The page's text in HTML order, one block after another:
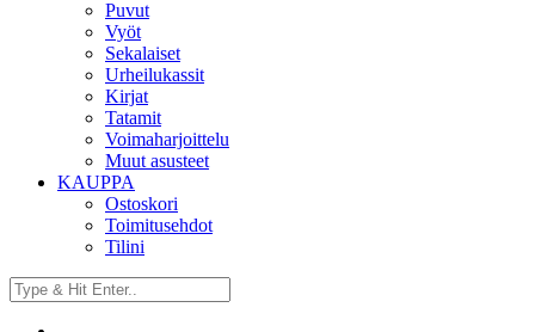
Puvut
Vyöt
Sekalaiset
Urheilukassit
Kirjat
Tatamit
Voimaharjoittelu
Muut asusteet
KAUPPA
Ostoskori
Toimitusehdot
Tilini